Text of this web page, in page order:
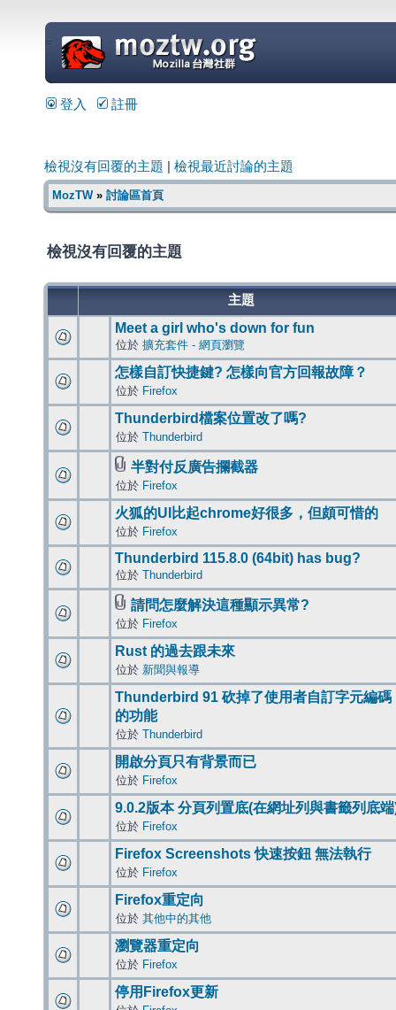
=
登入 註冊
檢視沒有回覆的主題 檢視最近討論的主題
MozTW» 討論區首頁
檢視沒有回覆的主題
主題
Meet a girl who's down for fun
位於 擴充套件 - 網頁瀏覽
怎樣自訂快捷鍵? 怎樣向官方回報故障？
位於 Firefox
Thunderbird檔案位置改了嗎?
位於 Thunderbird
半對付反廣告攔截器
位於 Firefox
火狐的UI比起chrome好很多，但頗可惜的
位於 Firefox
Thunderbird 115.8.0 (64bit) has bug?
位於 Thunderbird
請問怎麼解決這種顯示異常?
位於 Firefox
Rust 的過去跟未來
位於 新聞與報導
Thunderbird 91 砍掉了使用者自訂字元編碼
的功能
位於 Thunderbird
開啟分頁只有背景而已
位於 Firefox
9.0.2版本 分頁列置底(在網址列與書籤列底
位於 Firefox
Firefox Screenshots 快速按鈕 無法執行
位於 Firefox
Firefox重定向
位於 其他中的其他
瀏覽器重定向
位於 Firefox
停用Firefox更新